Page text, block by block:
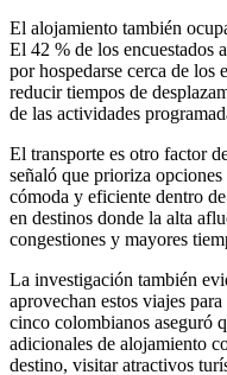
El alojamiento también
El 42 % de los encuestados
por hospedarse cerca de los
reducir tiempos de
de las actividades
El transporte es otro factor
señaló que prioriza
cómoda y eficiente dentro
en destinos donde la alta
congestiones y mayores
La investigación también
aprovechan estos viajes
cinco colombianos aseguró
adicionales de alojamiento
destino, visitar atractivos